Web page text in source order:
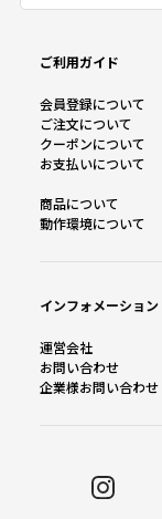
ご利用ガイド
会員登録について
ご注文について
クーポンについて
お支払いについて
商品について
動作環境について
インフォメーション
運営会社
お問い合わせ
企業様お問い合わせ